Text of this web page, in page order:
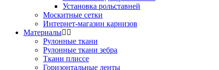
Установка рольставней
Москитные сетки
Интернет-магазин карнизов
Материалы
Рулонные ткани
Рулонные ткани зебра
Ткани плиссе
Горизонтальные ленты